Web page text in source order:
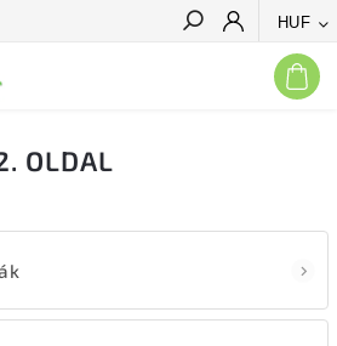
HUF
Keresés
OLDAL